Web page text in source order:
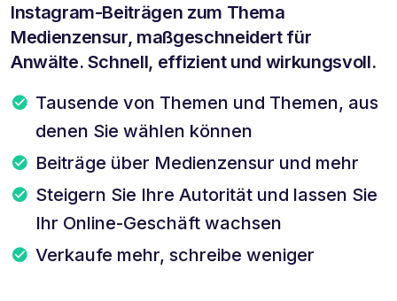
Instagram-Beiträgen zum Thema
Medienzensur, maßgeschneidert für
Anwälte. Schnell, effizient und wirkungsvoll.
Tausende von Themen und Themen, aus
denen Sie wählen können
Beiträge über Medienzensur und mehr
Steigern Sie Ihre Autorität und lassen Sie
Ihr Online-Geschäft wachsen
Verkaufe mehr, schreibe weniger